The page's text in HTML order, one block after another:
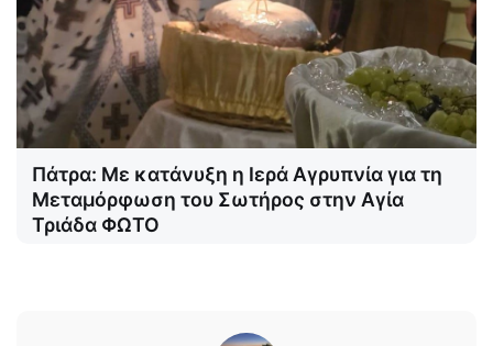
Πάτρα: Με κατάνυξη η Ιερά Αγρυπνία για τη
Μεταμόρφωση του Σωτήρος στην Αγία
Τριάδα ΦΩΤΟ